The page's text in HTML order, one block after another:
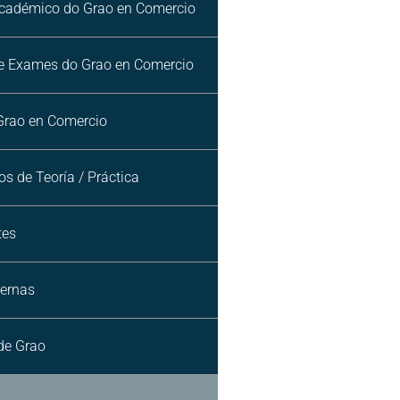
do Grao en Comercio
Exames do Grao en Comercio
en Comercio
de Teoría / Práctica
Grao